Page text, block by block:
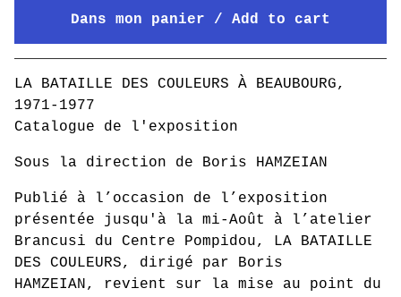
Dans mon panier / Add to cart
Mon panier / Go to cart
LA BATAILLE DES COULEURS À BEAUBOURG,
1971-1977
Catalogue de l'exposition
Sous la direction de Boris HAMZEIAN
Publié à l’occasion de l’exposition
présentée jusqu'à la mi-Août à l’atelier
Brancusi du Centre Pompidou, LA BATAILLE
DES COULEURS, dirigé par Boris
HAMZEIAN, revient sur la mise au point du